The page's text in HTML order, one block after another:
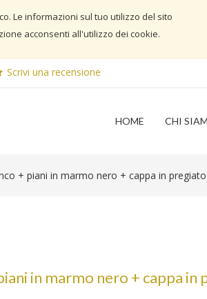
Le informazioni sul tuo utilizzo del sito
acconsenti all'utilizzo dei cookie.
Scrivi una recensione
HOME CHI
+ piani in marmo nero + cappa in
in marmo nero + cappa